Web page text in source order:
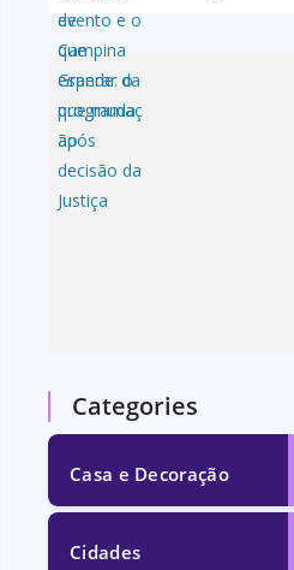
Categories
Casa e Decoração
Cidades